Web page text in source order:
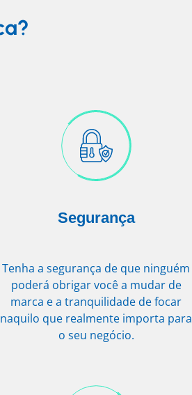
Segurança
Tenha a segurança de que ninguém
poderá obrigar você a mudar de
marca e a tranquilidade de focar
naquilo que realmente importa para
o seu negócio.